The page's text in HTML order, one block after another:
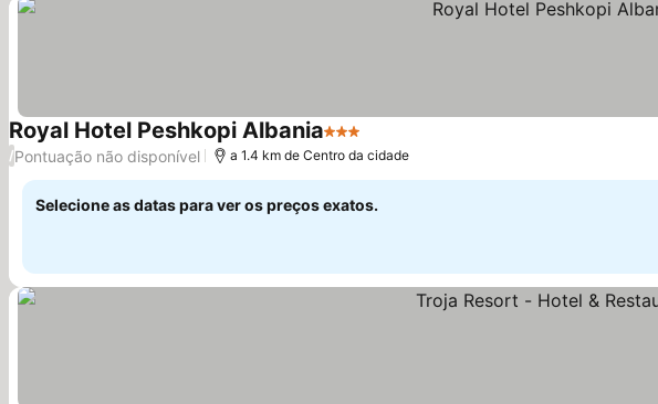
Royal Hotel Peshkopi Albania3 Estrelas
/Pontuação não disponível a 1.4 km de Centro da cidade
Selecione as datas para ver os preços exatos.